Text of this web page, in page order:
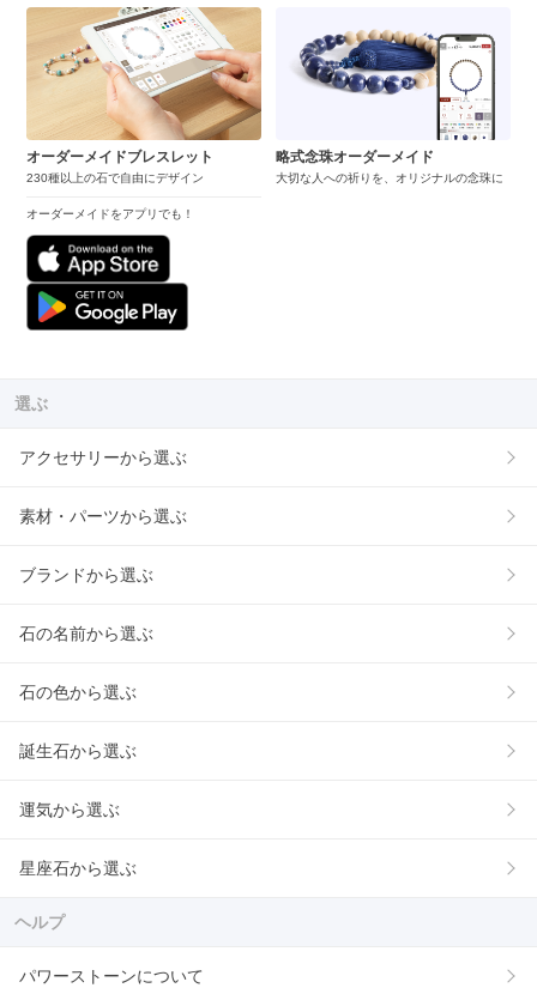
オーダーメイドブレスレット
230種以上の石で自由にデザイン
オーダーメイドをアプリでも！
略式念珠オーダーメイド
大切な人への祈りを、オリジナルの念珠に
選ぶ
アクセサリーから選ぶ
素材・パーツから選ぶ
ブランドから選ぶ
石の名前から選ぶ
石の色から選ぶ
誕生石から選ぶ
運気から選ぶ
星座石から選ぶ
ヘルプ
パワーストーンについて